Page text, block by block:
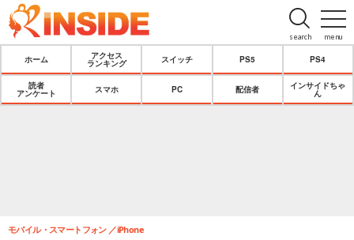
menu
search
ホーム
アクセス
ランキング
スイッチ PS5 PS4
読者
アンケート
スマホ PC 配信者
インサイドちゃ
ん
モバイル・スマートフォン iPhone